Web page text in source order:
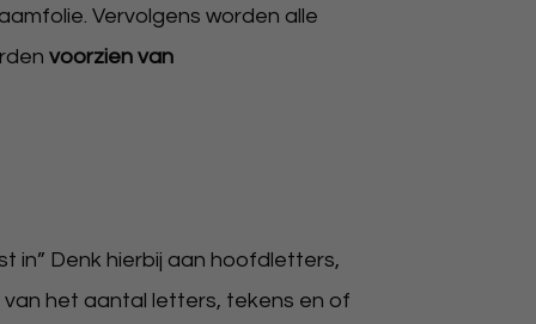
Vervolgens worden alle
voorzien van
in” Denk hierbij aan hoofdletters,
het aantal letters, tekens en of